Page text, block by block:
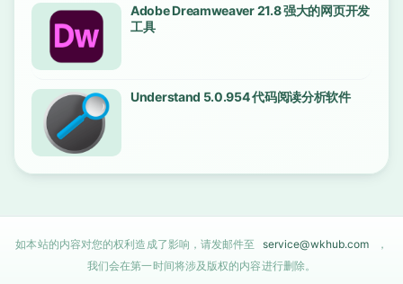
Adobe Dreamweaver 21.8 强大的网页开发
工具
Understand 5.0.954 代码阅读分析软件
如本站的内容对您的权利造成了影响，请发邮件至 service@wkhub.com
，
我们会在第一时间将涉及版权的内容进行删除。